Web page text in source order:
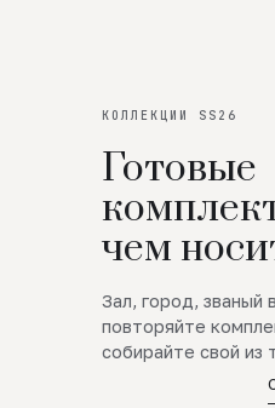
КОЛЛЕКЦИИ SS26
Готовые
чем
Зал, город, званый
повторяйте
собирайте свой из